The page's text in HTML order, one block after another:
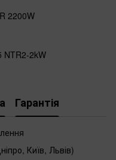
2200W
NTR2-2kW
Гарантія
Київ, Львів)